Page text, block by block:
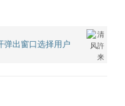
弹出窗口选择用户